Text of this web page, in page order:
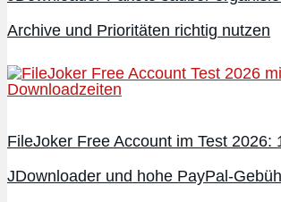
Archive und Prioritäten richtig nutzen
FileJoker Free Account im Test 2026:
JDownloader und hohe PayPal-